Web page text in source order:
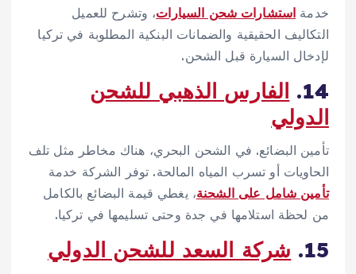
خدمة استشارات شحن السيارات، وتشرح للعميل
التكاليف الحقيقية والضمانات البنكية المطلوبة في تركيا
لإدخال السيارة قبل الشحن.
14. الفارس الذهبي للشحن
الدولي
تأمين البضائع. في الشحن البحري، هناك مخاطر مثل تلف
الحاويات أو تسرب المياه المالحة. توفر الشركة خدمة
تأمين شامل على الشحنة، يغطي قيمة البضائع بالكامل
من لحظة استلامها في جدة وحتى تسليمها في تركيا.
15. شركة السعد للشحن الدولي